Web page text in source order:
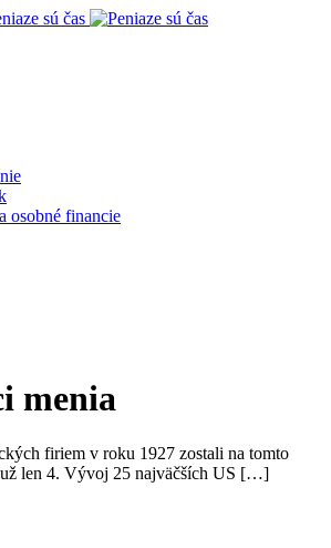
osobné financie
menia
firiem v roku 1927 zostali na tomto
len 4. Vývoj 25 najväčších US […]